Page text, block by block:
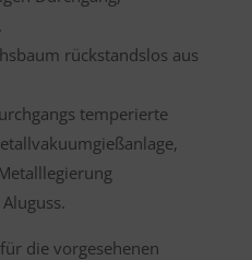
rückstandslos aus
temperierte
die vorgesehenen